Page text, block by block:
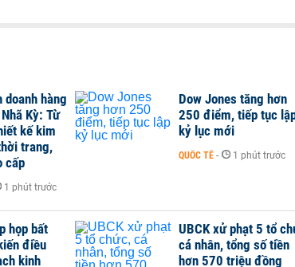
doanh hàng
Kỳ: Từ
kế kim
trang,
cấp
1 phút trước
Dow Jones tăng hơn
250 điểm, tiếp tục
kỷ lục mới
QUỐC TẾ - 1 phút trước
họp bất
điều
kinh
UBCK xử phạt 5 tổ
cá nhân, tổng số tiền
hơn 570 triệu đồng